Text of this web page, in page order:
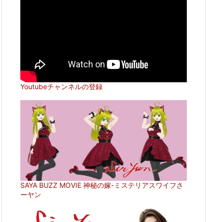
Youtubeチャンネルの登録
SAYA BUZZ MOVIE 神秘の嫁-ミステリアスワイフさ
ーヤン